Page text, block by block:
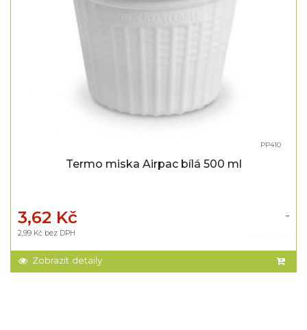
PP410
Termo miska Airpac bílá 500 ml
3,62 Kč
2,99 Kč bez DPH
Zobrazit detaily